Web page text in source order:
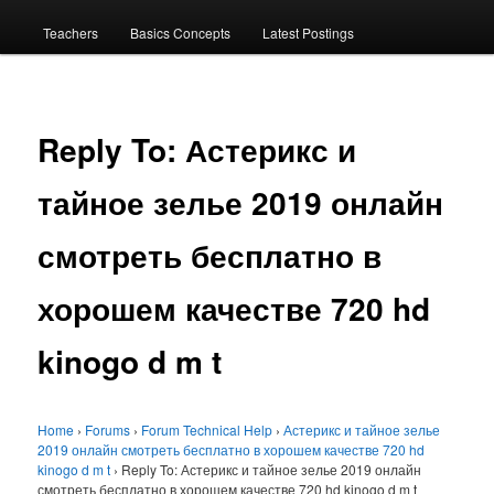
Teachers Basics Concepts Latest Postings
Reply To: Астерикс и
тайное зелье 2019 онлайн
смотреть бесплатно в
хорошем качестве 720 hd
kinogo d m t
Home › Forums › Forum Technical Help › Астерикс и тайное зелье
2019 онлайн смотреть бесплатно в хорошем качестве 720 hd
kinogo d m t › Reply To: Астерикс и тайное зелье 2019 онлайн
смотреть бесплатно в хорошем качестве 720 hd kinogo d m t